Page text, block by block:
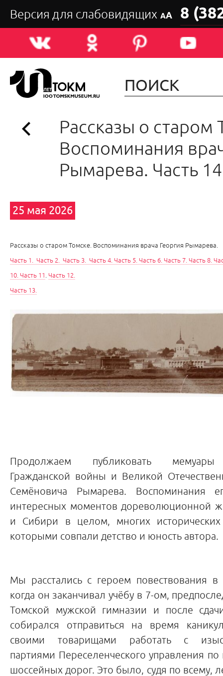
Версия для слабовидящих АА 8
Рассказы о старом
Воспоминания
Рымарева. Часть 14
25 мая 2026
Рассказы о старом Томске. Воспоминания врача Георгия Рымарева.
Часть 1
Часть 2 Часть 3 Часть 4 Часть 5. Часть 6 Часть 7. Часть 8.
10 Часть 11 Часть 12.
Часть 13.
Продолжаем публиковать мемуары
Гражданской войны и Великой
Семёновича Рымарева. Воспоминания
интересных моментов дореволюционной
и Сибири в целом, многих
которыми совпали детство и юность автора.
Мы расстались с героем повествования в
когда он заканчивал учёбу в 7-ом,
Томской мужской гимназии и после
собирался отправиться на время
своими товарищами работать с
партиями Переселенческого управления
шоссейных дорог. Это было, судя по всему,